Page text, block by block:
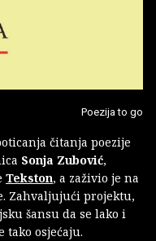
Poezija to go
čitanja poezije
Sonja Zubović,
Tekston, a zaživio je na
Zahvaljujući projektu,
šansu da se lako i
tako osjećaju.